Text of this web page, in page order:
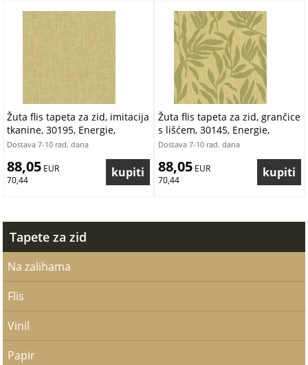
Žuta flis tapeta za zid, imitacija
tkanine, 30195, Energie,
Pictura, Cristiana Masi by
Parato | Ljepilo Gratis
Dostava 7-10 rad. dana
88,05 EUR
70,44
Žuta flis tapeta za zid, grančice
s lišćem, 30145, Energie,
Cristiana Masi by Parato |
Dostava 7-10 rad. dana
88,05 EUR
70,44
Tapete za zid
Na zalihama
Flis
Vinil
Papir